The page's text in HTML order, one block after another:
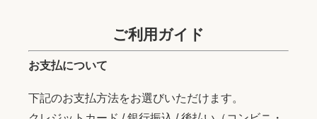
ご利用ガイド
お支払について
下記のお支払方法をお選びいただけます。